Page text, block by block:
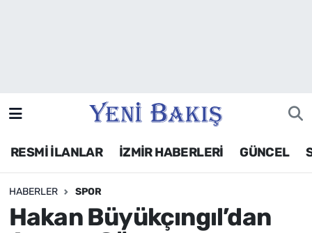
RESMİ İLANLAR İZMİR HABERLERİ GÜNCEL
HABERLER SPOR
Hakan Büyükçıngıl’dan
Siyaset
Asayiş / Polis-Adliye
Spor